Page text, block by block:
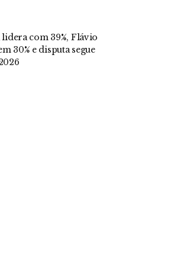
lidera com 39%, Flávio
30% e disputa segue